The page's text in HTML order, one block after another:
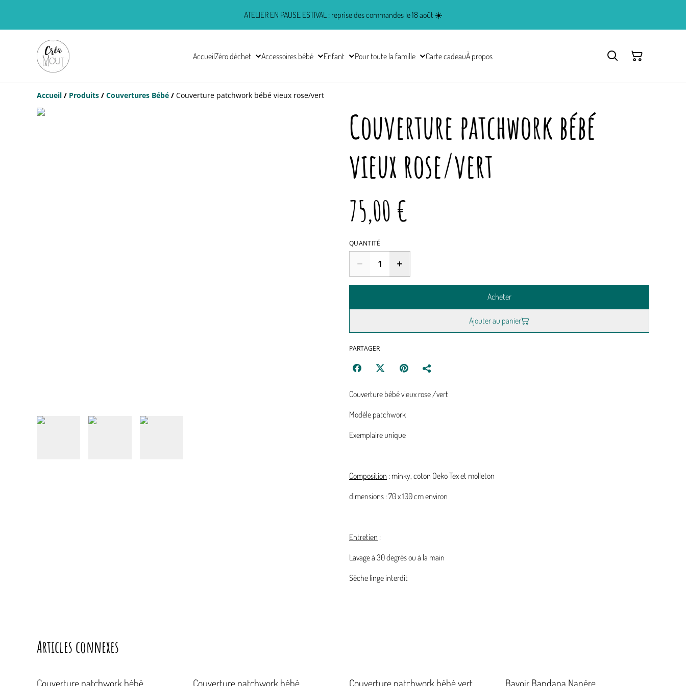
ATELIER EN PAUSE ESTIVAL : reprise des commandes le 18 août ☀️
AccueilZéro déchet Accessoires bébé Enfant Pour toute la famille Carte cadeauÀ propos
Accueil / Produits / Couvertures Bébé / Couverture patchwork bébé vieux rose/vert
Couverture patchwork bébé
vieux rose/vert
75,00 €
QUANTITÉ
Acheter
Ajouter au panier
PARTAGER
Couverture bébé vieux rose /vert
Modèle patchwork
Exemplaire unique
Composition : minky, coton Oeko Tex et molleton
dimensions : 70 x 100 cm environ
Entretien :
Lavage à 30 degrés ou à la main
Sèche linge interdit
Articles connexes
Couverture patchwork bébé Couverture patchwork bébé Couverture patchwork bébé vert Bavoir Bandana Nanère